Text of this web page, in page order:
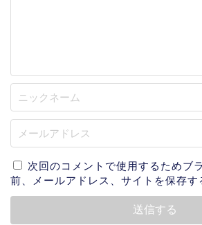
次回のコメントで使用するためブ
前、メールアドレス、サイトを保存す